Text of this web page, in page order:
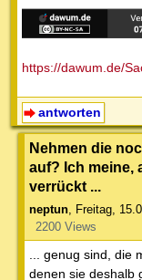
https://dawum.de/
antworten
Nehmen die
auf? Ich meine,
verrückt ...
neptun, Freitag,
2200 Views
... genug sind, die
denen sie deshalb